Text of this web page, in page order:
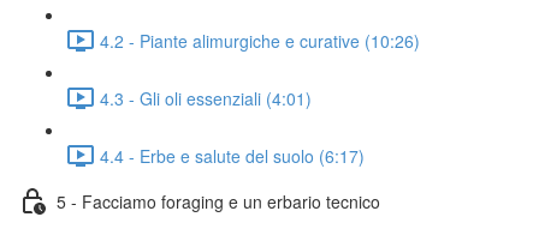
4.2 - Piante alimurgiche e curative (10:26)
4.3 - Gli oli essenziali (4:01)
4.4 - Erbe e salute del suolo (6:17)
5 - Facciamo foraging e un erbario tecnico